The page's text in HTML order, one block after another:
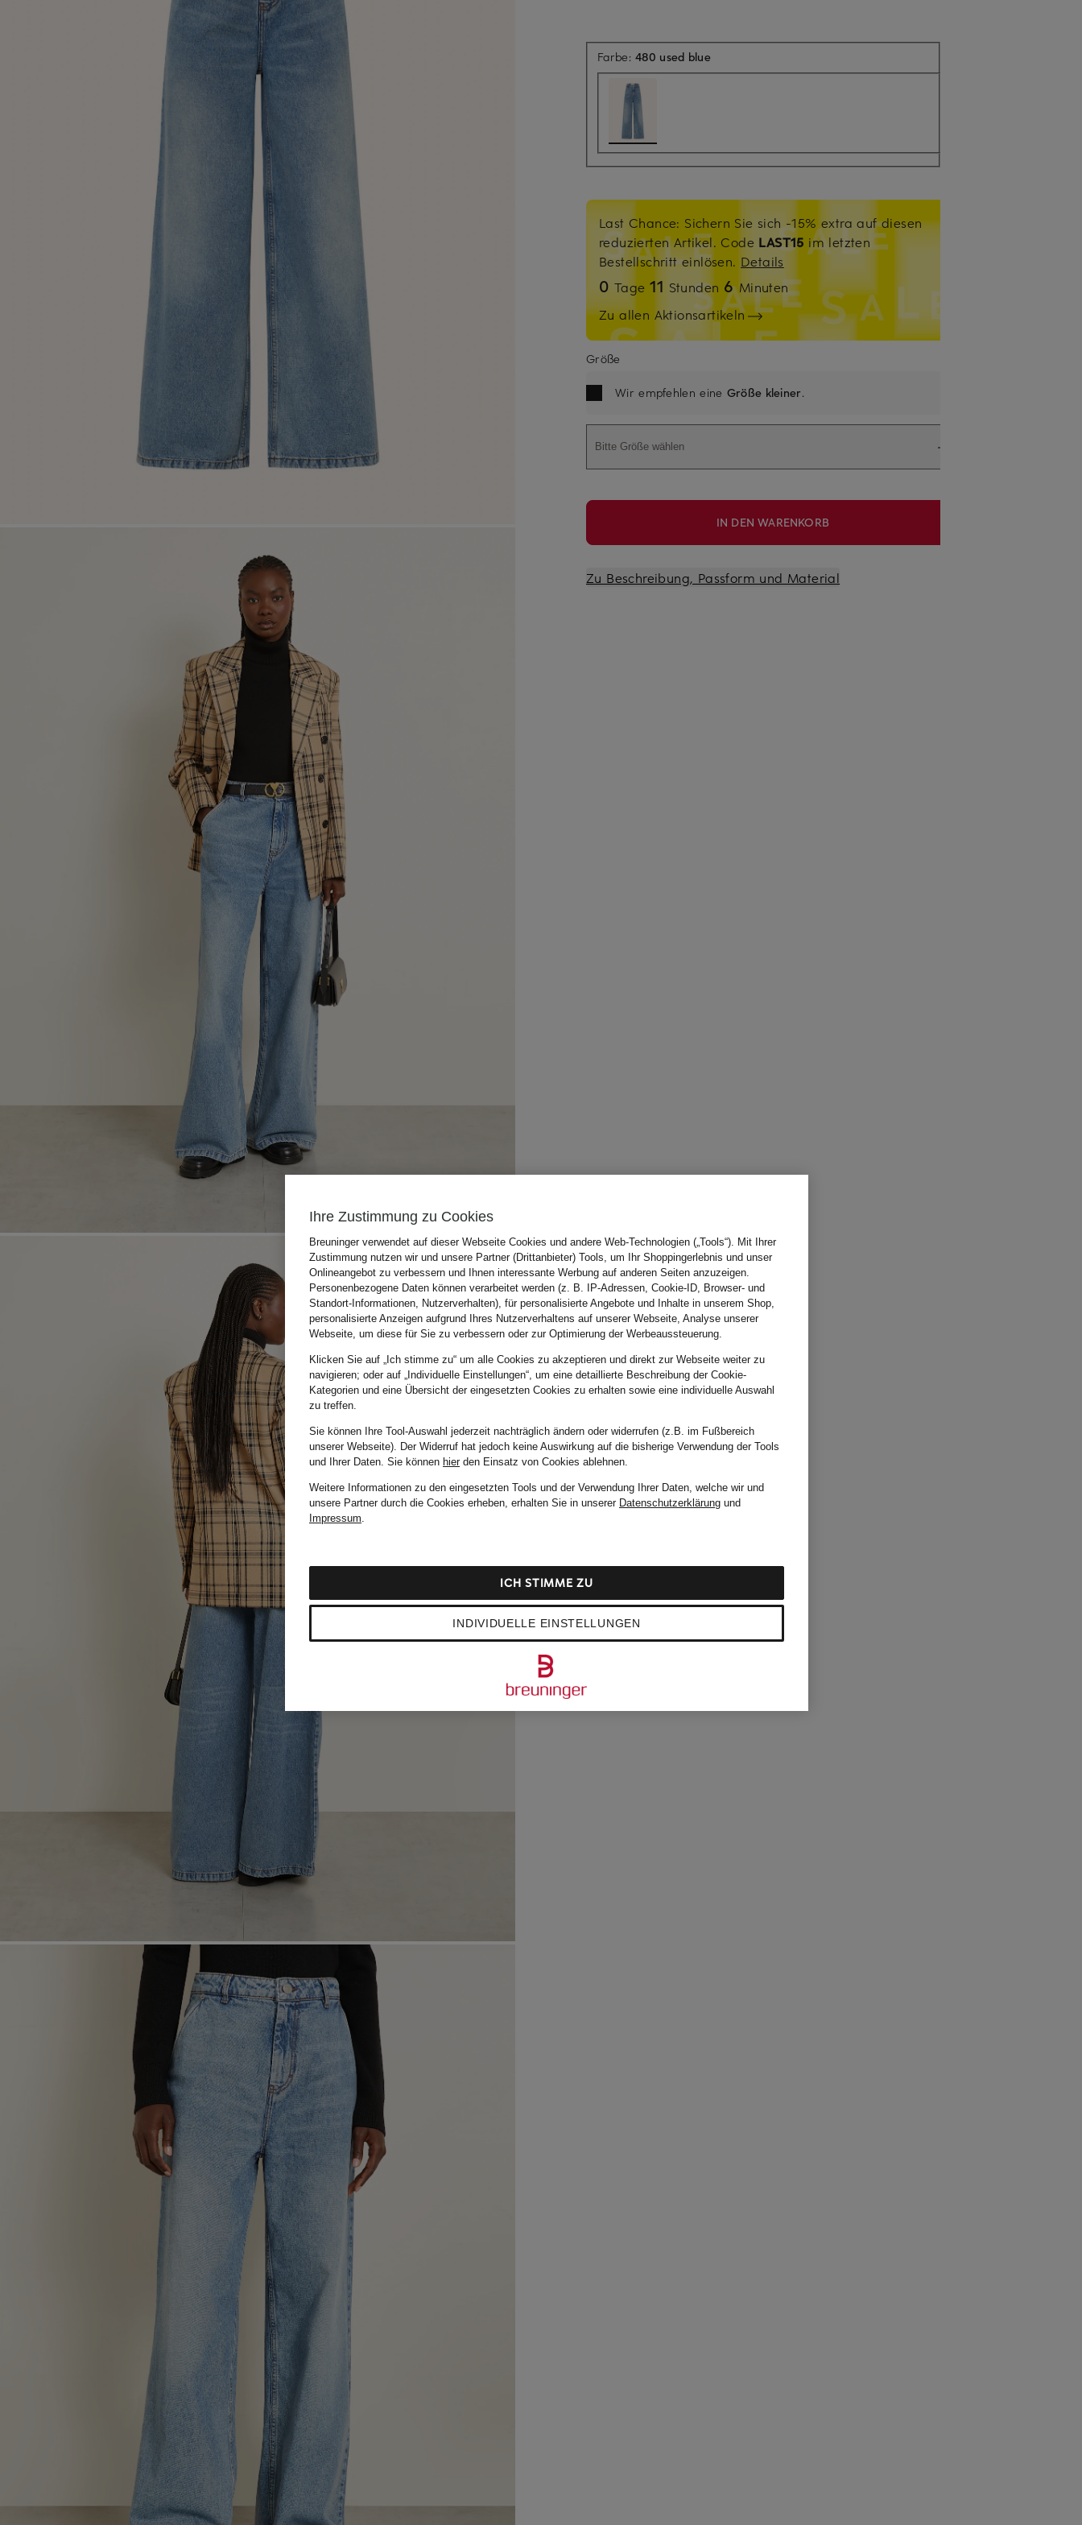
Farbe:480 used blue
Last Chance: Sichern Sie sich -15% extra auf diesen
reduzierten Artikel. Code LAST15 im letzten
Bestellschritt einlösen. Details
0 Tage11 Stunden 6Minuten
Zu allen Aktionsartikeln
Größe
Wir empfehlen eine Größe kleiner.
Bitte Größe wählen
IN DEN WARENKORB
Zu Beschreibung, Passform und Material
Ihre Zustimmung zu Cookies
Breuninger verwendet auf dieser Webseite Cookies und andere Web-Technologien („Tools“). Mit Ihrer
Zustimmung nutzen wir und unsere Partner (Drittanbieter) Tools, um Ihr Shoppingerlebnis und unser
Onlineangebot zu verbessern und Ihnen interessante Werbung auf anderen Seiten anzuzeigen.
Personenbezogene Daten können verarbeitet werden (z. B. IP-Adressen, Cookie-ID, Browser- und
Standort-Informationen, Nutzerverhalten), für personalisierte Angebote und Inhalte in unserem Shop,
personalisierte Anzeigen aufgrund Ihres Nutzerverhaltens auf unserer Webseite, Analyse unserer
Webseite, um diese für Sie zu verbessern oder zur Optimierung der Werbeaussteuerung.
Klicken Sie auf „Ich stimme zu“ um alle Cookies zu akzeptieren und direkt zur Webseite weiter zu
navigieren; oder auf „Individuelle Einstellungen“, um eine detaillierte Beschreibung der Cookie-
Kategorien und eine Übersicht der eingesetzten Cookies zu erhalten sowie eine individuelle Auswahl
zu treffen.
Sie können Ihre Tool-Auswahl jederzeit nachträglich ändern oder widerrufen (z.B. im Fußbereich
unserer Webseite). Der Widerruf hat jedoch keine Auswirkung auf die bisherige Verwendung der Tools
und Ihrer Daten. Sie können hierden Einsatz von Cookies ablehnen.
Weitere Informationen zu den eingesetzten Tools und der Verwendung Ihrer Daten, welche wir und
unsere Partner durch die Cookies erheben, erhalten Sie in unserer Datenschutzerklärung und
Impressum.
INDIVIDUELLE EINSTELLUNGEN
ICH STIMME ZU